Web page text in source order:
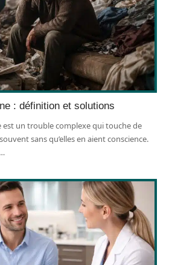
: définition et solutions
est un trouble complexe qui touche de
sans qu’elles en aient conscience.
…